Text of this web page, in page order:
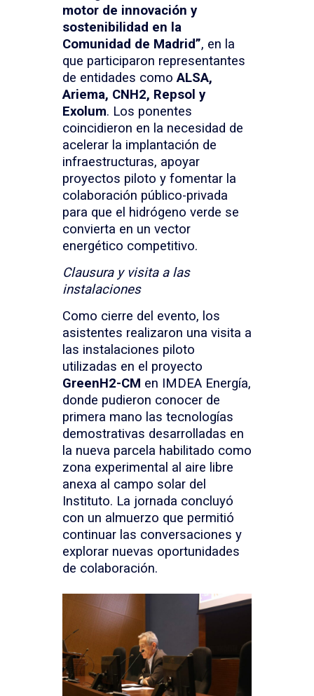
motor de innovación y
sostenibilidad en la
Comunidad de Madrid”, en la
que participaron representantes
de entidades comoALSA,
Ariema, CNH2, Repsol y
Exolum. Los ponentes
coincidieron en la necesidad de
acelerar la implantación de
infraestructuras, apoyar
proyectos piloto y fomentar la
colaboración público-privada
para que el hidrógeno verde se
convierta en un vector
energético competitivo.
Clausura y visita a las
instalaciones
Como cierre del evento, los
asistentes realizaron una visita a
las instalaciones piloto
utilizadas en el proyecto
GreenH2-CM en IMDEA Energía,
donde pudieron conocer de
primera mano las tecnologías
demostrativas desarrolladas en
la nueva parcela habilitado como
zona experimental al aire libre
anexa al campo solar del
Instituto. La jornada concluyó
con un almuerzo que permitió
continuar las conversaciones y
explorar nuevas oportunidades
de colaboración.